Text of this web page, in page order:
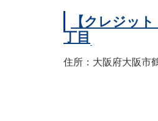
【クレジッ
丁目
住所：大阪府大阪市